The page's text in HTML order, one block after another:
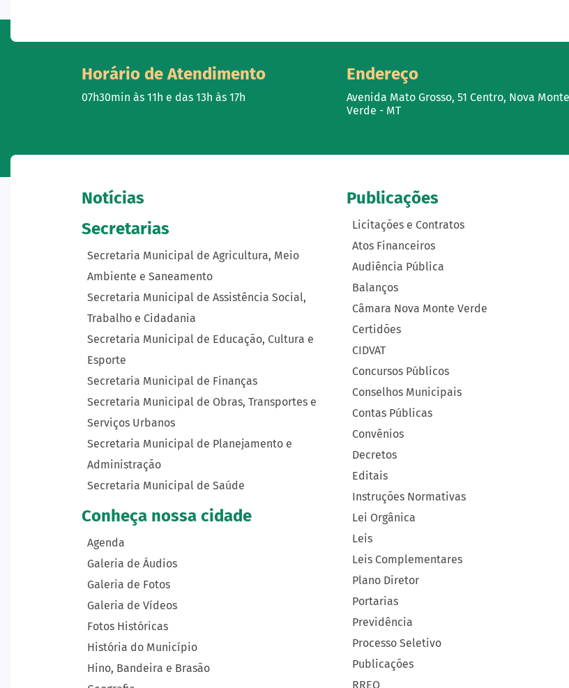
Horário de Atendimento
07h30min às 11h e das 13h às 17h
Endereço
Avenida Mato Grosso, 51 Centro, Nova Monte
Verde - MT
Notícias
Secretarias
Secretaria Municipal de Agricultura, Meio
Ambiente e Saneamento
Secretaria Municipal de Assistência Social,
Trabalho e Cidadania
Secretaria Municipal de Educação, Cultura e
Esporte
Secretaria Municipal de Finanças
Secretaria Municipal de Obras, Transportes e
Serviços Urbanos
Secretaria Municipal de Planejamento e
Administração
Secretaria Municipal de Saúde
Conheça nossa cidade
Agenda
Galeria de Áudios
Galeria de Fotos
Galeria de Vídeos
Fotos Históricas
História do Município
Hino, Bandeira e Brasão
Publicações
Licitações e Contratos
Atos Financeiros
Audiência Pública
Balanços
Câmara Nova Monte Verde
Certidões
CIDVAT
Concursos Públicos
Conselhos Municipais
Contas Públicas
Convênios
Decretos
Editais
Instruções Normativas
Lei Orgânica
Leis
Leis Complementares
Plano Diretor
Portarias
Previdência
Processo Seletivo
Publicações
RREO